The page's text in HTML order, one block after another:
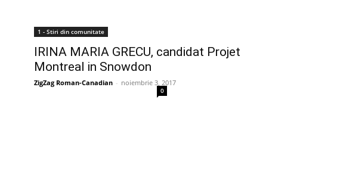
1 - Stiri din comunitate
IRINA MARIA GRECU, candidat Projet
Montreal in Snowdon
ZigZag Roman-Canadian - noiembrie 3, 2017
0